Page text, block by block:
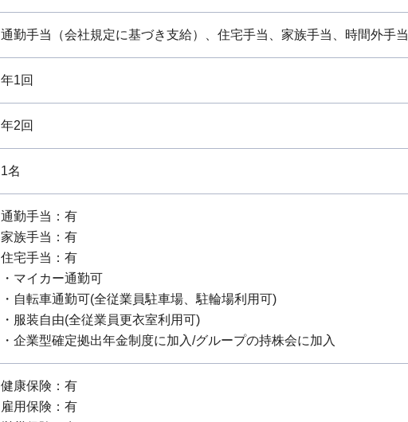
通勤手当（会社規定に基づき支給）、住宅手当、家族手当、時間外手当
年1回
年2回
1名
通勤手当：有
家族手当：有
住宅手当：有
・マイカー通勤可
・自転車通勤可(全従業員駐車場、駐輪場利用可)
・服装自由(全従業員更衣室利用可)
・企業型確定拠出年金制度に加入/グループの持株会に加入
健康保険：有
雇用保険：有